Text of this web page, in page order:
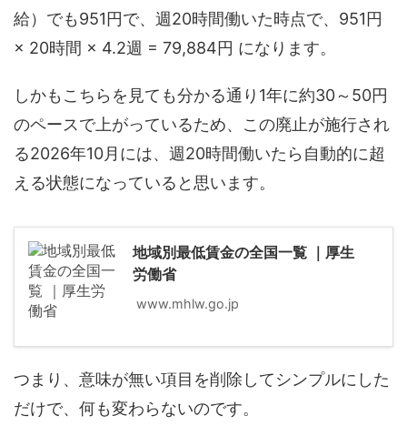
給）でも951円で、週20時間働いた時点で、951円
× 20時間 × 4.2週 = 79,884円 になります。
しかもこちらを見ても分かる通り1年に約30～50円
のペースで上がっているため、この廃止が施行され
る2026年10月には、週20時間働いたら自動的に超
える状態になっていると思います。
地域別最低賃金の全国一覧 ｜厚生
労働省
www.mhlw.go.jp
つまり、意味が無い項目を削除してシンプルにした
だけで、何も変わらないのです。